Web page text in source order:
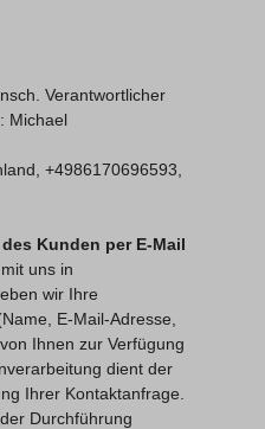
Verantwortlicher
Michael
+4986170696593,
Kunden per E-Mail
uns in
wir Ihre
E-Mail-Adresse,
Ihnen zur Verfügung
dient der
Ihrer Kontaktanfrage.
Durchführung